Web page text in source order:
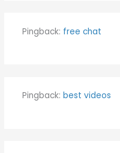
Pingback: free chat
Pingback: best videos